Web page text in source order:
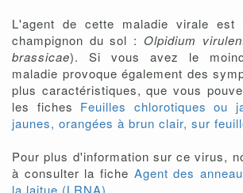
L'agent de cette maladie virale est
champignon du sol : Olpidium
brassicae). Si vous avez le
maladie provoque également des
plus caractéristiques, que vous
les fiches Feuilles chlorotiques ou
jaunes, orangées à brun clair, sur
Pour plus d'information sur ce virus,
à consulter la fiche Agent des